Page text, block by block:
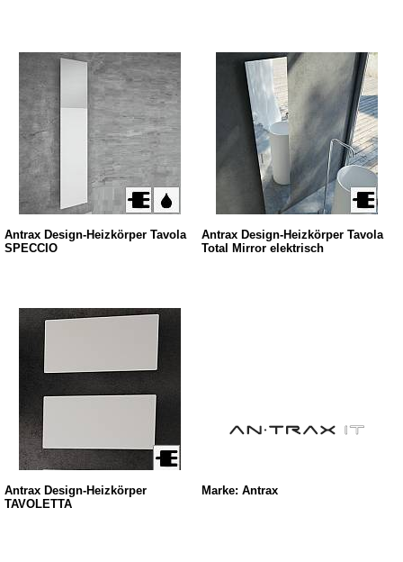
Antrax Design-Heizkörper Tavola
SPECCIO
Antrax Design-Heizkörper Tavola
Total Mirror elektrisch
Antrax Design-Heizkörper
TAVOLETTA
Marke: Antrax